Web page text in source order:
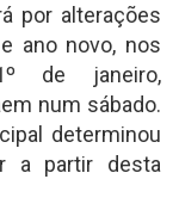
por alterações
ano novo, nos
de janeiro,
num sábado.
determinou
a partir desta